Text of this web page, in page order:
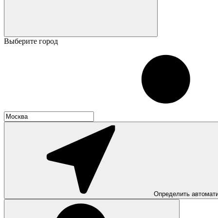
Выберите город
Определить